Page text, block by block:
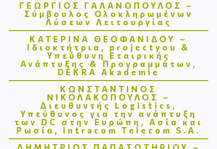
ΓΕΩΡΓΙΟΣ ΓΑΛΑΝΟΠΟΥΛΟΣ –
Σύμβουλος Ολοκληρωμένων
Λύσεων Λειτουργίας
ΚΑΤΕΡΙΝΑ ΘΕΟΦΑΝΙΔΟΥ –
Ιδιοκτήτρια, projectyou &
Υπεύθυνη Εταιρικής
Ανάπτυξης & Προγραμμάτων,
DEKRA Akademie
ΚΩΝΣΤΑΝΤΙΝΟΣ
ΝΙΚΟΛΑΚΟΠΟΥΛΟΣ –
Διευθυντής Logistics,
Υπεύθυνος για την ανάπτυξη
των DC στην Ευρώπη, Ασία και
Ρωσία, Intracom Telecom S.A.